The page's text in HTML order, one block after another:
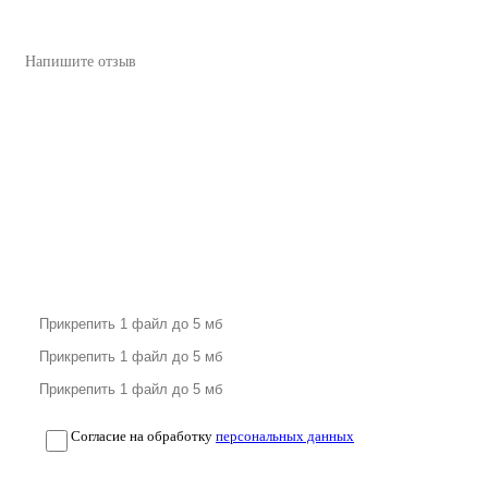
Согласие на обработку персональных данных